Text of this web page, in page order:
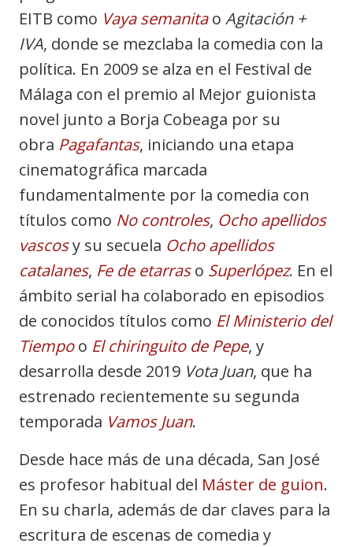
EITB como Vaya semanitao Agitación +
IVA, donde se mezclaba la comedia con la
política. En 2009 se alza en el Festival de
Málaga con el premio al Mejor guionista
novel junto a Borja Cobeaga por su
obra Pagafantas, iniciando una etapa
cinematográfica marcada
fundamentalmente por la comedia con
títulos como No controles, Ocho apellidos
vascosy su secuela Ocho apellidos
catalanes, Fe de etarraso Superlópez. En el
ámbito serial ha colaborado en episodios
de conocidos títulos como El Ministerio del
Tiempoo El chiringuito de Pepe, y
desarrolla desde 2019 Vota Juan, que ha
estrenado recientemente su segunda
temporada Vamos Juan.
Desde hace más de una década, San José
es profesor habitual del Máster de guion.
En su charla, además de dar claves para la
escritura de escenas de comedia y